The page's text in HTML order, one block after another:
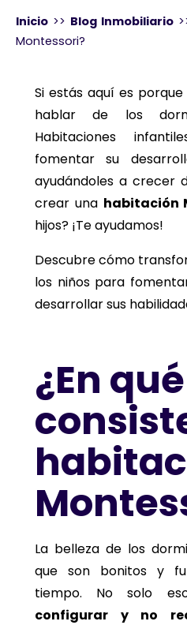
Inicio >> Blog Inmobiliario
Montessori?
Si estás aquí es
hablar de los
Habitaciones
fomentar su
ayudándoles a crecer
crear una habitación
hijos? ¡Te ayudamos!
Descubre cómo
los niños para
desarrollar sus
¿En qué
La belleza de los
que son bonitos y
tiempo. No solo
configurar y no